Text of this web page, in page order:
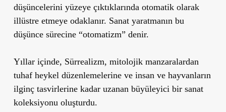
düşüncelerini yüzeye çıktıklarında otomatik olarak
illüstre etmeye odaklanır. Sanat yaratmanın bu
düşünce sürecine “otomatizm” denir.
Yıllar içinde, Sürrealizm, mitolojik manzaralardan
tuhaf heykel düzenlemelerine ve insan ve hayvanların
ilginç tasvirlerine kadar uzanan büyüleyici bir sanat
koleksiyonu oluşturdu.